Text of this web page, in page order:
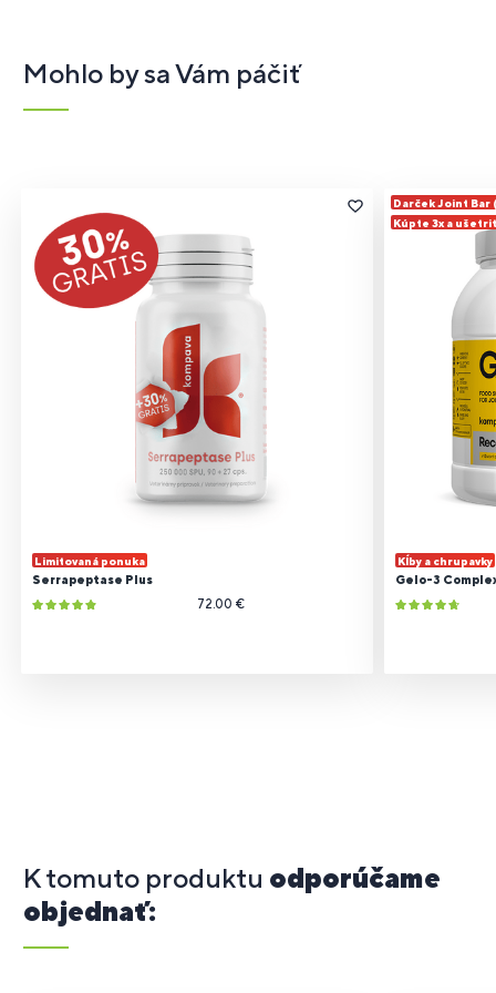
Mohlo by sa Vám páčiť
Limitovaná ponuka
Serrapeptase Plus
72.00 €
Darček Joint Bar
Kúpte 3x a
Kĺby a chrupavky
Gelo-3
K tomuto produktu odporúčame
objednať: